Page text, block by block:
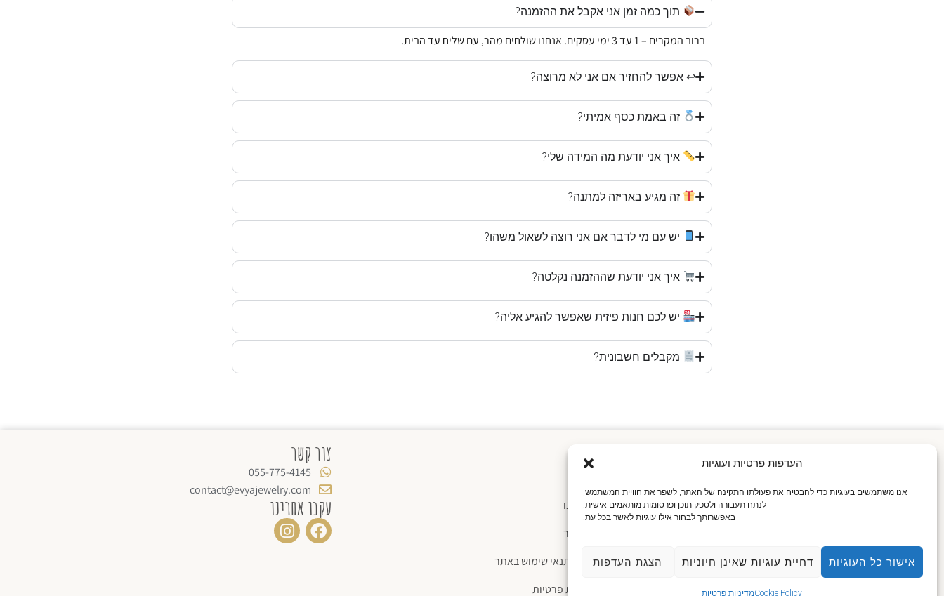
העדפות פרטיות ועוגיות
אנו משתמשים בעוגיות כדי להבטיח את פעולתו התקינה של האתר, לשפר את חוויית המשתמש,
לנתח תעבורה ולספק תוכן ופרסומות מותאמים אישית.
באפשרותך לבחור אילו עוגיות לאשר בכל עת.
אישור כל העוגיות דחיית עוגיות שאינן חיוניות הצגת העדפות
Cookie Policyמדיניות פרטיות
תוך כמה זמן אני אקבל את ההזמנה?
ברוב המקרים – 1 עד 3 ימי עסקים. אנחנו שולחים מהר, עם שליח עד הבית.
↩ אפשר להחזיר אם אני לא מרוצה?
זה באמת כסף אמיתי?
איך אני יודעת מה המידה שלי?
זה מגיע באריזה למתנה?
יש עם מי לדבר אם אני רוצה לשאול משהו?
איך אני יודעת שההזמנה נקלטה?
יש לכם חנות פיזית שאפשר להגיע אליה?
מקבלים חשבונית?
מידע
אודותינו
צור קשר
תקנון ותנאי שימוש באתר
מדיניות פרטיות
צור קשר
055-775-4145
contact@evyajewelry.com
עקבו אחרינו